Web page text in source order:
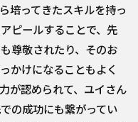
培ってきたスキルを持っ
ピールすることで、先
尊敬されたり、そのお
かけになることもよく
が認められて、ユイさん
の成功にも繋がってい